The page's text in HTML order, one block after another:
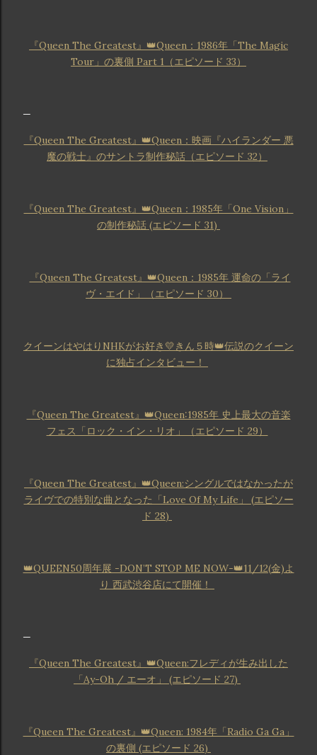
『Queen The Greatest』👑Queen：1986年「The Magic
Tour」の裏側 Part 1（エピソード 33）
『Queen The Greatest』👑Queen：映画『ハイランダー 悪
魔の戦士』のサントラ制作秘話（エピソード 32）
『Queen The Greatest』👑Queen：1985年「One Vision」
の制作秘話 (エピソード 31)
『Queen The Greatest』👑Queen：1985年 運命の「ライ
ヴ・エイド」（エピソード 30）
クイーンはやはりNHKがお好き💛きん５時👑伝説のクイーン
に独占インタビュー！
『Queen The Greatest』👑Queen:1985年 史上最大の音楽
フェス「ロック・イン・リオ」（エピソード 29）
『Queen The Greatest』👑Queen:シングルではなかったが
ライヴでの特別な曲となった「Love Of My Life」 (エピソー
ド 28)
👑QUEEN50周年展 -DON’T STOP ME NOW-👑11/12(金)よ
り 西武渋谷店にて開催！
『Queen The Greatest』👑Queen:フレディが生み出した
「Ay-Oh / エーオ」 (エピソード 27)
『Queen The Greatest』👑Queen: 1984年「Radio Ga Ga」
の裏側 (エピソード 26)